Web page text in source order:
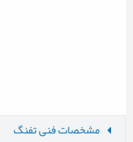
مشخصات فنی تفنگ